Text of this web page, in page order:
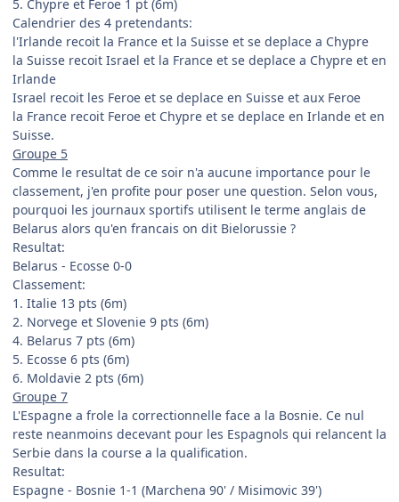
5. Chypre et Feroe 1 pt (6m)
Calendrier des 4 pretendants:
l'Irlande recoit la France et la Suisse et se deplace a Chypre
la Suisse recoit Israel et la France et se deplace a Chypre et en
Irlande
Israel recoit les Feroe et se deplace en Suisse et aux Feroe
la France recoit Feroe et Chypre et se deplace en Irlande et en
Suisse.
Groupe 5
Comme le resultat de ce soir n'a aucune importance pour le
classement, j'en profite pour poser une question. Selon vous,
pourquoi les journaux sportifs utilisent le terme anglais de
Belarus alors qu'en francais on dit Bielorussie ?
Resultat:
Belarus - Ecosse 0-0
Classement:
1. Italie 13 pts (6m)
2. Norvege et Slovenie 9 pts (6m)
4. Belarus 7 pts (6m)
5. Ecosse 6 pts (6m)
6. Moldavie 2 pts (6m)
Groupe 7
L'Espagne a frole la correctionnelle face a la Bosnie. Ce nul
reste neanmoins decevant pour les Espagnols qui relancent la
Serbie dans la course a la qualification.
Resultat:
Espagne - Bosnie 1-1 (Marchena 90' / Misimovic 39')